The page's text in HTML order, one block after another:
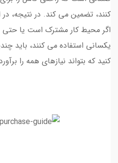
کنند، تضمین می کند. در نتیجه،
اگر محیط کار مشترک است یا حتی
یکسانی استفاده می کنند، باید
کنید که بتواند نیازهای همه را